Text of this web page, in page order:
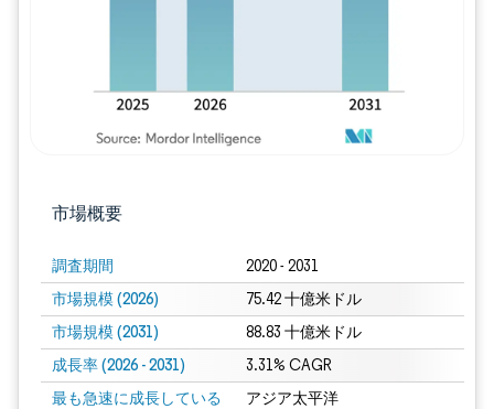
市場概要
調査期間 2020 - 2031
市場規模 (2026) 75.42 十億米ドル
市場規模 (2031) 88.83 十億米ドル
成長率 (2026 - 2031) 3.31% CAGR
最も急速に成長している
アジア太平洋